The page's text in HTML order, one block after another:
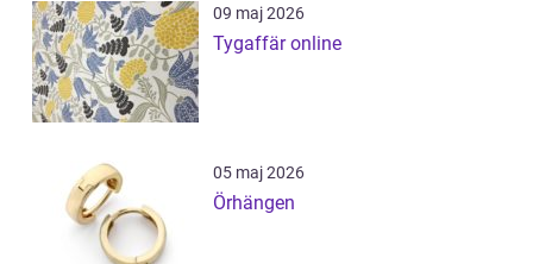
09 maj 2026
Tygaffär online
05 maj 2026
Örhängen